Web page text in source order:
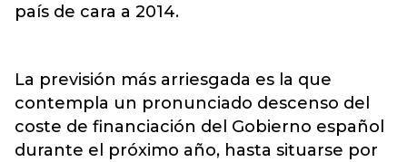
país de cara a 2014.
La previsión más arriesgada es la que
contempla un pronunciado descenso del
coste de financiación del Gobierno español
durante el próximo año, hasta situarse por